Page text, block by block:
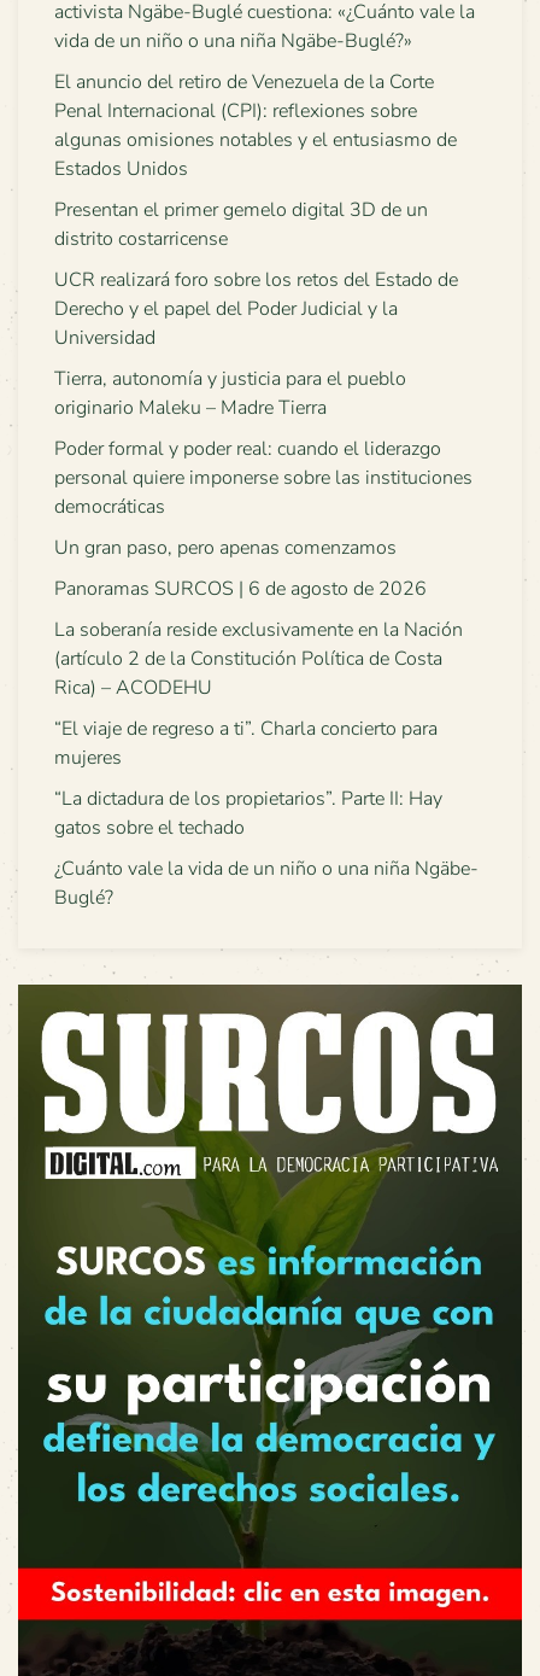
activista Ngäbe-Buglé cuestiona: «¿Cuánto vale la
vida de un niño o una niña Ngäbe-Buglé?»
El anuncio del retiro de Venezuela de la Corte
Penal Internacional (CPI): reflexiones sobre
algunas omisiones notables y el entusiasmo de
Estados Unidos
Presentan el primer gemelo digital 3D de un
distrito costarricense
UCR realizará foro sobre los retos del Estado de
Derecho y el papel del Poder Judicial y la
Universidad
Tierra, autonomía y justicia para el pueblo
originario Maleku – Madre Tierra
Poder formal y poder real: cuando el liderazgo
personal quiere imponerse sobre las instituciones
democráticas
Un gran paso, pero apenas comenzamos
Panoramas SURCOS | 6 de agosto de 2026
La soberanía reside exclusivamente en la Nación
(artículo 2 de la Constitución Política de Costa
Rica) – ACODEHU
“El viaje de regreso a ti”. Charla concierto para
mujeres
“La dictadura de los propietarios”. Parte II: Hay
gatos sobre el techado
¿Cuánto vale la vida de un niño o una niña Ngäbe-
Buglé?